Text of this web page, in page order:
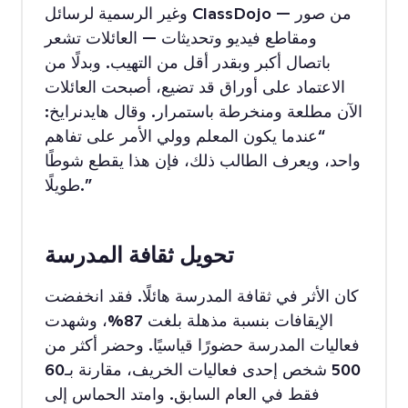
وغير الرسمية لرسائل ClassDojo — من صور
ومقاطع فيديو وتحديثات — العائلات تشعر
باتصال أكبر وبقدر أقل من التهيب. وبدلًا من
الاعتماد على أوراق قد تضيع، أصبحت العائلات
الآن مطلعة ومنخرطة باستمرار. وقال هايدنرايخ:
“عندما يكون المعلم وولي الأمر على تفاهم
واحد، ويعرف الطالب ذلك، فإن هذا يقطع شوطًا
طويلًا.”
تحويل ثقافة المدرسة
كان الأثر في ثقافة المدرسة هائلًا. فقد انخفضت
الإيقافات بنسبة مذهلة بلغت 87%، وشهدت
فعاليات المدرسة حضورًا قياسيًا. وحضر أكثر من
500 شخص إحدى فعاليات الخريف، مقارنة بـ60
فقط في العام السابق. وامتد الحماس إلى